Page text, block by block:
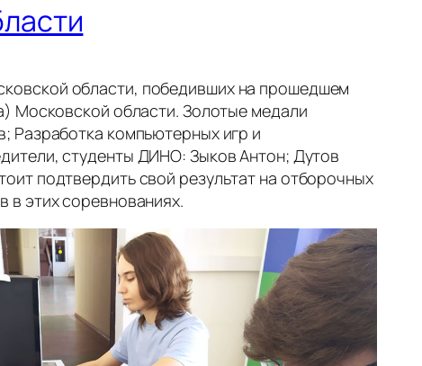
области, победивших на прошедшем
Московской области. Золотые медали
Разработка компьютерных игр и
студенты ДИНО: Зыков Антон; Дутов
подтвердить свой результат на отборочных
в этих соревнованиях.